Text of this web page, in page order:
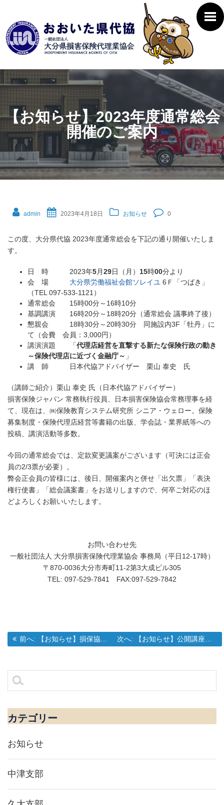
【お知らせ】2023年度通常総会
開催のご案内
admin 2023年4月18日 お知らせ 0
この度、大分県代協 2023年度通常総会を下記の通り開催いたしま
す。
日 時 2023年5月29日（月） 15時00分より
会 場 大分県労働福祉会館ソレイユ 6Ｆ「つばき」
（TEL 097-533-1121）
通常総会 15時00分～16時10分
基調講演 16時20分～18時20分（通常総会 議事終了後）
懇親会 18時30分～20時30分 同施設内3F「牡丹」に
て（会費 会員：3,000円）
講演演題 「代理店経営を直撃する新たな保険行政の動き
～保険代理店に近づく金融庁～ 」
講 師 日本代協アドバイザー 栗山 泰史 氏
（講師ご紹介）栗山 泰史 氏（日本代協アドバイザー）
損害保険ジャパン 常務執行役員、日本損害保険協会常務理事を経
て、現在は、㈱保険教育システム研究所 シニア・ウェロー。保険
募集制度・保険代理店経営等書籍の出版、学会誌・業界紙等への
投稿、講演活動等多数。
今回の通常総会では、定款変更議案がございます（可決には正会
員の2/3票が必要）。
弊会正会員の皆様には、後日、開催案内と併せ「出欠票」「表決
権行使書」「総会議案書」をお送りしますので、何卒ご対応のほ
どよろしくお願いいたします。
お問い合わせ先
一般社団法人 大分県損害保険代理業協会 事務局（平日12-17時）
〒870-0036大分市寿町11-2第3大成ビル305
TEL: 097-529-7841 FAX:097-529-7842
ナ
ビ
シ
ョ
前へ: 過去の投稿:
【お知らせ】損保協会主催 事業継続力強化計画セミナーのご案内 次へ: 次の投稿:
【お知らせ】公開講座「防災セミナー」開催のご案内
検
索:
カテゴリー
お知らせ
中津支部